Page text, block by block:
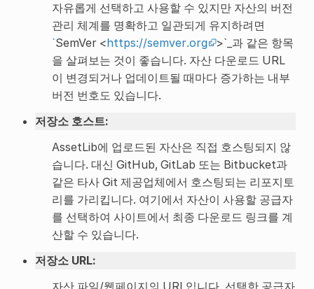
자유롭게 선택하고 사용할 수 있지만 자산의 버전
관리 체계를 명확하고 일관되게 유지하려면
`SemVer <https://semver.org
>`_과 같은 항목
을 살펴보는 것이 좋습니다. 자산 다운로드 URL
이 변경되거나 업데이트될 때마다 증가하는 내부
버전 번호도 있습니다.
저장소 호스트:
AssetLib에 업로드된 자산은 직접 호스팅되지 않
습니다. 대신 GitHub, GitLab 또는 Bitbucket과
같은 타사 Git 제공업체에서 호스팅되는 리포지토
리를 가리킵니다. 여기에서 자산이 사용할 공급자
를 선택하여 사이트에서 최종 다운로드 링크를 계
산할 수 있습니다.
저장소 URL: